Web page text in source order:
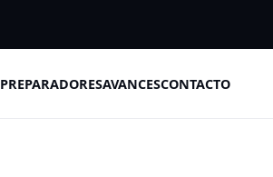
PREPARADORESAVANCESCONTACTO